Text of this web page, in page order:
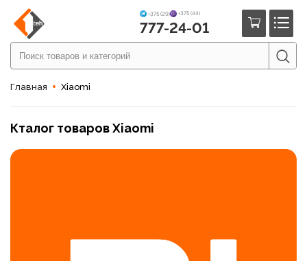
+375 (29) +375 (44)
777-24-01
Главная Xiaomi
Кталог товаров Xiaomi